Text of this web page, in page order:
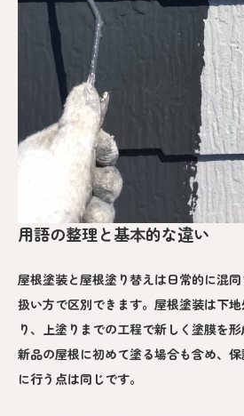
用語の整理と基本的な違い
屋根塗装と屋根塗り替えは日常的に混同
扱い方で区別できます。屋根塗装は下
り、上塗りまでの工程で新しく塗膜を形
新品の屋根に初めて塗る場合も含め、
に行う点は同じです。